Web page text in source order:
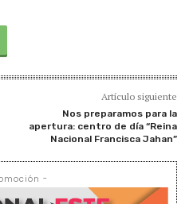
Artículo siguiente
Nos preparamos para la
apertura: centro de día “Reina
Nacional Francisca Jahan”
-